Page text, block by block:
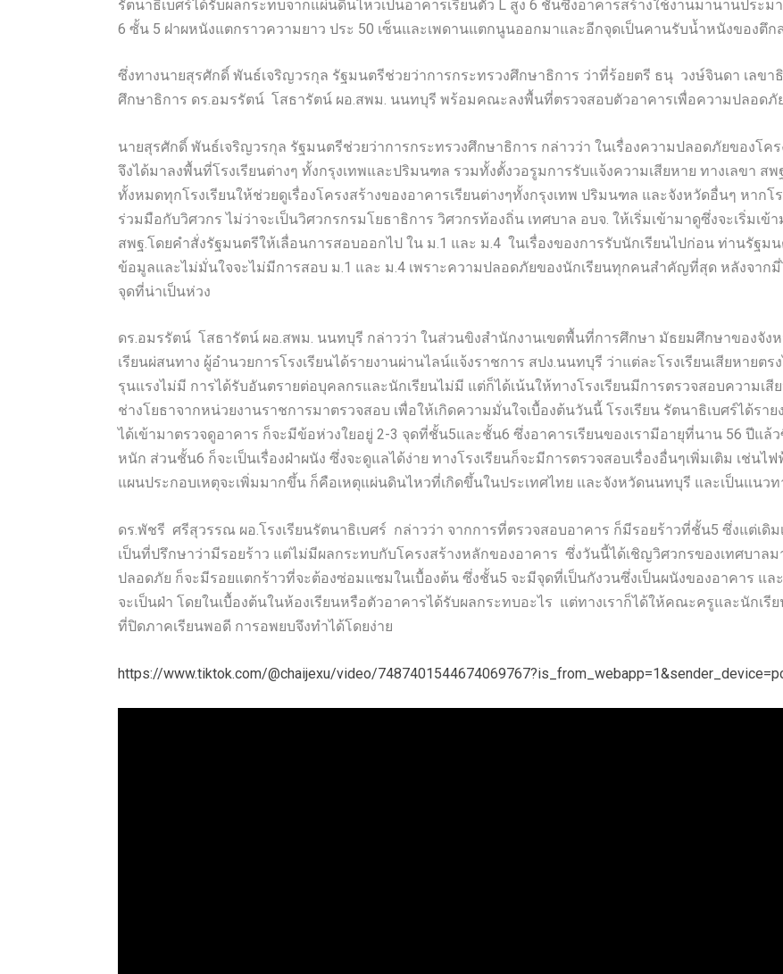
รัตนาธิเบศร์ได้รับผลกระทบจากแผ่นดินไหวเป็นอาคารเรียนตัว L สูง 6 ชั้นซึ่งอาคารสร้างใช้งานมานานประ
6 ซั้น 5 ฝาผหนังแตกราวความยาว ประ 50 เซ็นและเพดานแตกนูนออกมาและอีกจุดเป็นคานรับน้ำหนังของตึก
ซึ่งทางนายสุรศักดิ์ พันธ์เจริญวรกุล รัฐมนตรีช่วยว่าการกระทรวงศึกษาธิการ ว่าที่ร้อยตรี ธนุ วงษ์จินดา เลข
ศึกษาธิการ ดร.อมรรัตน์ โสธารัตน์ ผอ.สพม. นนทบุรี พร้อมคณะลงพื้นที่ตรวจสอบตัวอาคารเพื่อความปลอดภั
นายสุรศักดิ์ พันธ์เจริญวรกุล รัฐมนตรีช่วยว่าการกระทรวงศึกษาธิการ กล่าวว่า ในเรื่องความปลอดภัยของโค
จึงได้มาลงพื้นที่โรงเรียนต่างๆ ทั้งกรุงเทพและปริมนฑล รวมทั้งตั้งวอรูมการรับแจ้งความเสียหาย ทางเลขา ส
ทั้งหมดทุกโรงเรียนให้ช่วยดูเรื่องโครงสร้างของอาคารเรียนต่างๆทั้งกรุงเทพ ปริมนฑล และจังหวัดอื่นๆ หากโ
ร่วมมือกับวิศวกร ไม่ว่าจะเป็นวิศวกรกรมโยธาธิการ วิศวกรท้องถิ่น เทศบาล อบจ. ให้เริ่มเข้ามาดูซึ่งจะเริ่มเ
สพฐ.โดยคำสั่งรัฐมนตรีให้เลื่อนการสอบออกไป ใน ม.1 และ ม.4 ในเรื่องของการรับนักเรียนไปก่อน ท่านรัฐม
ข้อมูลและไม่มั่นใจจะไม่มีการสอบ ม.1 และ ม.4 เพราะความปลอดภัยของนักเรียนทุกคนสำคัญที่สุด หลังจากมี่
จุดที่น่าเป็นห่วง
ดร.อมรรัตน์ โสธารัตน์ ผอ.สพม. นนทบุรี กล่าวว่า ในส่วนขิงสำนักงานเขตพื้นที่การศึกษา มัธยมศึกษาของจัง
เรียนผ่สนทาง ผู้อำนวยการโรงเรียนได้รายงานผ่านไลน์แจ้งราชการ สปง.นนทบุรี ว่าแต่ละโรงเรียนเสียหายตร
รุนแรงไม่มี การได้รับอันตรายต่อบุคลกรและนักเรียนไม่มี แต่ก็ได้เน้นให้ทางโรงเรียนมีการตรวจสอบความเ
ช่างโยธาจากหน่วยงานราชการมาตรวจสอบ เพื่อให้เกิดความมั่นใจเบื้องต้นวันนี้ โรงเรียน รัตนาธิเบศร์ได้ร
ได้เข้ามาตรวจดูอาคาร ก็จะมีข้อห่วงใยอยู่ 2-3 จุดที่ชั้น5และชั้น6 ซึ่งอาคารเรียนของเรามีอายุที่นาน 56 ปีแ
หนัก ส่วนชั้น6 ก็จะเป็นเรื่องฝ่าผนัง ซึ่งจะดูแลได้ง่าย ทางโรงเรียนก็จะมีการตรวจสอบเรื่องอื่นๆเพิ่มเติม เช่น
แผนประกอบเหตุจะเพิ่มมากขึ้น ก็คือเหตุแผ่นดินไหวที่เกิดขึ้นในประเทศไทย และจังหวัดนนทบุรี และเป็นแนว
ดร.พัชรี ศรีสุวรรณ ผอ.โรงเรียนรัตนาธิเบศร์ กล่าวว่า จากการที่ตรวจสอบอาคาร ก็มีรอยร้าวที่ชั้น5 ซึ่งแต่เดิ
เป็นที่ปรึกษาว่ามีรอยร้าว แต่ไม่มีผลกระทบกับโครงสร้างหลักของอาคาร ซึ่งวันนี้ได้เชิญวิศวกรของเทศบาล
ปลอดภัย ก็จะมีรอยแตกร้าวที่จะต้องซ่อมแซมในเบื้องต้น ซึ่งชั้น5 จะมีจุดที่เป็นกังวนซึ่งเป็นผนังของอาคาร แ
จะเป็นฝ่า โดยในเบื้องต้นในห้องเรียนหรือตัวอาคารได้รับผลกระทบอะไร แต่ทางเราก็ได้ให้คณะครูและนักเ
ที่ปิดภาคเรียนพอดี การอพยบจึงทำได้โดยง่าย
https://www.tiktok.com/@chaijexu/video/